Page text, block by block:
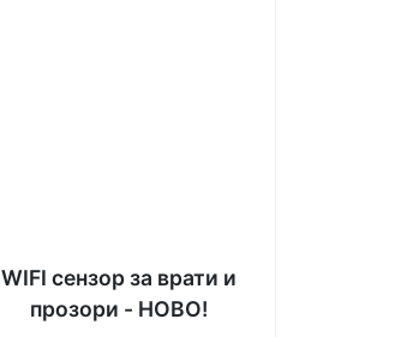
WIFI сензор за врати и
прозори - НОВО!